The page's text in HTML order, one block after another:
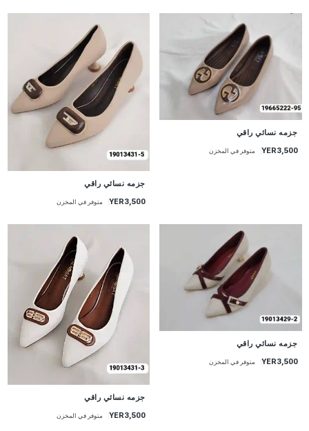
جزمه نسائي راقي
YER3,500 متوفر في المخزن
جزمه نسائي راقي
YER3,500 متوفر في المخزن
جزمه نسائي راقي
YER3,500 متوفر في المخزن
جزمه نسائي راقي
YER3,500 متوفر في المخزن